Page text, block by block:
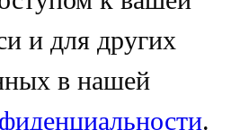
и для других
в нашей
.